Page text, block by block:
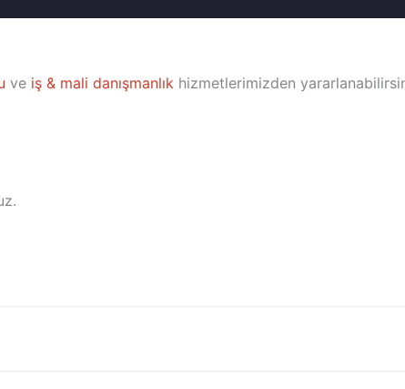
ve iş & mali danışmanlık hizmetlerimizden